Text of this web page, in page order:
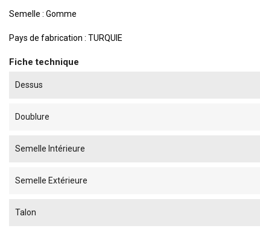
Semelle : Gomme
Pays de fabrication : TURQUIE
Fiche technique
Dessus
Doublure
Semelle Intérieure
Semelle Extérieure
Talon